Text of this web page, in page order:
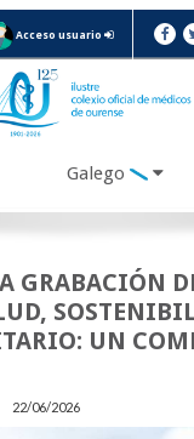
Acceso usuario
Galego
GRABACIÓN
UN
22/06/2026